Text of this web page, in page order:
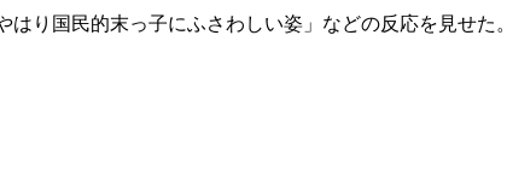
り国民的末っ子にふさわしい姿」などの反応を見せた。